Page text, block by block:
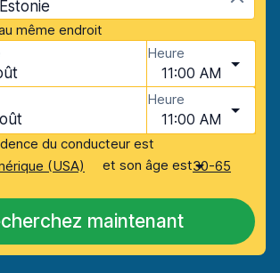
même endroit
Heure
11:00 AM
Heure
11:00 AM
du conducteur est
(USA)
et son âge est30-65
maintenant